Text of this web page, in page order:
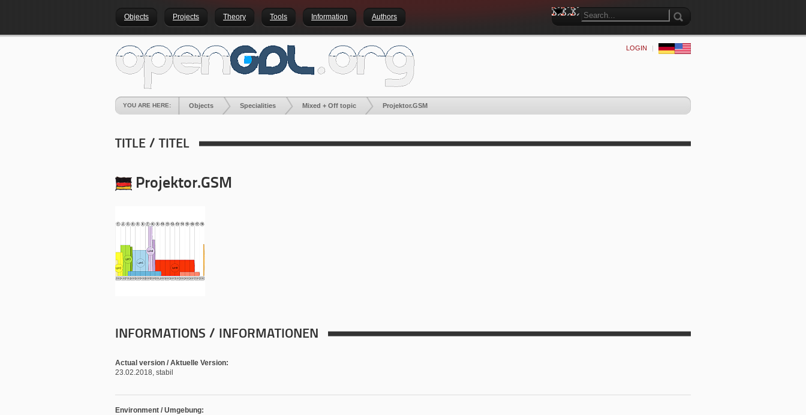
Objects Projects Theory Tools Information Authors
LOGIN |
YOU ARE HERE: Objects Specialities Mixed + Off topic Projektor.GSM
TITLE / TITEL
Projektor.GSM
INFORMATIONS / INFORMATIONEN
Actual version / Aktuelle Version:
23.02.2018, stabil
Environment / Umgebung: